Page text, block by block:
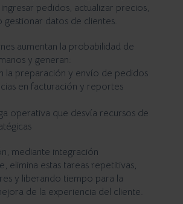
pedidos, actualizar precios,
datos de clientes.
aumentan la probabilidad de
y generan:
la preparación y envío de pedidos
en facturación y reportes
operativa que desvía recursos de
mediante integración
elimina estas tareas repetitivas,
y liberando tiempo para la
de la experiencia del cliente.